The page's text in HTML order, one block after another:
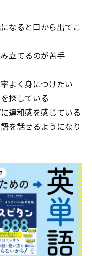
なると口から出てこ
立てるのが苦手
よく身につけたい
探している
違和感を感じている
を話せるようになり